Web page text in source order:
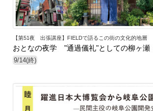
【第51夜 出張講座】FIELDで語るこの街の文化的地層
おとなの夜学 "通過儀礼"としての柳ヶ瀬
9/14(終)